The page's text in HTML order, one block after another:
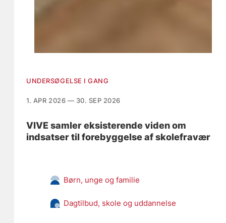
UNDERSØGELSE I GANG
1. APR 2026 — 30. SEP 2026
VIVE samler eksisterende viden om
indsatser til forebyggelse af skolefravær
Børn, unge og familie
Dagtilbud, skole og uddannelse